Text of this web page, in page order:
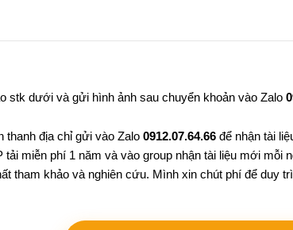
stk dưới và gửi hình ảnh sau chuyển khoản vào Zalo
thanh địa chỉ gửi vào Zalo 0912.07.64.66để nhận tài
miễn phí 1 năm và vào group nhận tài liệu mới mỗi
tham khảo và nghiên cứu. Mình xin chút phí để duy